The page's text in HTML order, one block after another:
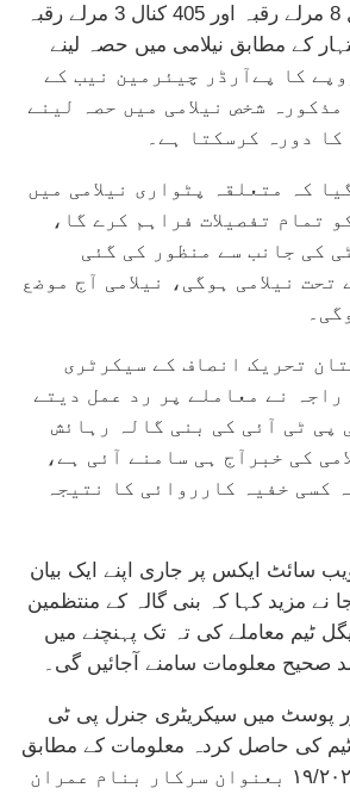
نیلامی میں 248 کنال 8 مرلے رقبہ اور 405 کنال 3 مرلے رقبہ
کے مطابق نیلامی میں حصہ لینے
50 لاکھ روپے کا پےآرڈر چیئرمین نیب کے
شخص نیلامی میں حصہ لینے
دورہ کرسکتا ہے۔
کہ متعلقہ پٹواری نیلامی میں
تمام تفصیلات فراہم کرے گا،
کی جانب سے منظور کی گئی
نیلامی ہوگی، نیلامی آج موضع
تحریک انصاف کے سیکرٹری
راجہ نے معاملے پر رد عمل دیتے
پی ٹی آئی کی بنی گالہ رہائش
کی خبرآج ہی سامنے آئی ہے،
کسی خفیہ کارروائی کا نتیجہ
سائٹ ایکس پر جاری اپنے ایک بیان
نے مزید کہا کہ بنی گالہ کے منتظمین
ٹیم معاملے کی تہ تک پہنچنے میں
صحیح معلومات سامنے آجائیں گی۔
پوسٹ میں سیکریٹری جنرل پی ٹی
ٹیم کی حاصل کردہ معلومات کے مطابق
نیب ریفرنس نمبر ۱۹/۲۰۲۳ بعنوان سرکار بنام عمران